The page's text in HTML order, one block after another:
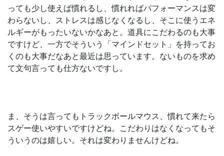
っても少し使えば慣れるし、慣れればパフォーマンスは変
わらないし、ストレスは感じなくなるし、そこに使うエネ
ルギーがもったいないかなあと。道具にこだわるのも大事
ですけど、一方でそういう「マインドセット」を持ってお
くのも大事だなあと最近は思っています。ないものを求め
て文句言っても仕方ないですし。
ま、そうは言ってもトラックボールマウス、慣れて来たら
スゲー使いやすいですけどね。こだわりはなくなってもそ
ういうのは嬉しい。それは変わりませんけどね。